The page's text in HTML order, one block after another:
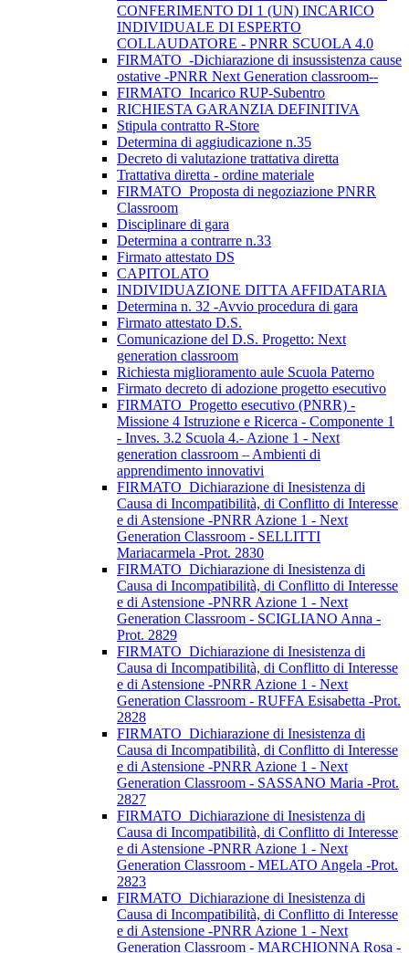
CONFERIMENTO DI 1 (UN) INCARICO
INDIVIDUALE DI ESPERTO
COLLAUDATORE - PNRR SCUOLA 4.0
FIRMATO_-Dichiarazione di insussistenza cause
ostative -PNRR Next Generation classroom--
FIRMATO_Incarico RUP-Subentro
RICHIESTA GARANZIA DEFINITIVA
Stipula contratto R-Store
Determina di aggiudicazione n.35
Decreto di valutazione trattativa diretta
Trattativa diretta - ordine materiale
FIRMATO_Proposta di negoziazione PNRR
Classroom
Disciplinare di gara
Determina a contrarre n.33
Firmato attestato DS
CAPITOLATO
INDIVIDUAZIONE DITTA AFFIDATARIA
Determina n. 32 -Avvio procedura di gara
Firmato attestato D.S.
Comunicazione del D.S. Progetto: Next
generation classroom
Richiesta miglioramento aule Scuola Paterno
Firmato decreto di adozione progetto esecutivo
FIRMATO_Progetto esecutivo (PNRR) -
Missione 4 Istruzione e Ricerca - Componente 1
- Inves. 3.2 Scuola 4.- Azione 1 - Next
generation classroom – Ambienti di
apprendimento innovativi
FIRMATO_Dichiarazione di Inesistenza di
Causa di Incompatibilità, di Conflitto di Interesse
e di Astensione -PNRR Azione 1 - Next
Generation Classroom - SELLITTI
Mariacarmela -Prot. 2830
FIRMATO_Dichiarazione di Inesistenza di
Causa di Incompatibilità, di Conflitto di Interesse
e di Astensione -PNRR Azione 1 - Next
Generation Classroom - SCIGLIANO Anna -
Prot. 2829
FIRMATO_Dichiarazione di Inesistenza di
Causa di Incompatibilità, di Conflitto di Interesse
e di Astensione -PNRR Azione 1 - Next
Generation Classroom - RUFFA Esisabetta -Prot.
2828
FIRMATO_Dichiarazione di Inesistenza di
Causa di Incompatibilità, di Conflitto di Interesse
e di Astensione -PNRR Azione 1 - Next
Generation Classroom - SASSANO Maria -Prot.
2827
FIRMATO_Dichiarazione di Inesistenza di
Causa di Incompatibilità, di Conflitto di Interesse
e di Astensione -PNRR Azione 1 - Next
Generation Classroom - MELATO Angela -Prot.
2823
FIRMATO_Dichiarazione di Inesistenza di
Causa di Incompatibilità, di Conflitto di Interesse
e di Astensione -PNRR Azione 1 - Next
Generation Classroom - MARCHIONNA Rosa -